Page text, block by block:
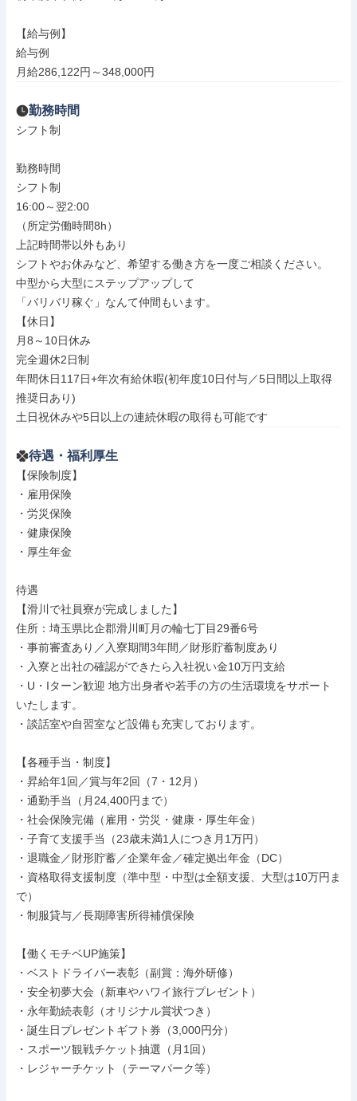
【給与例】
給与例
月給286,122円～348,000円
勤務時間
シフト制
勤務時間
シフト制
16:00～翌2:00
（所定労働時間8h）
上記時間帯以外もあり
シフトやお休みなど、希望する働き方を一度ご相談ください。
中型から大型にステップアップして
「バリバリ稼ぐ」なんて仲間もいます。
【休日】
月8～10日休み
完全週休2日制
年間休日117日+年次有給休暇(初年度10日付与／5日間以上取得
推奨日あり)
土日祝休みや5日以上の連続休暇の取得も可能です
待遇・福利厚生
【保険制度】
・雇用保険
・労災保険
・健康保険
・厚生年金
待遇
【滑川で社員寮が完成しました】
住所：埼玉県比企郡滑川町月の輪七丁目29番6号
・事前審査あり／入寮期間3年間／財形貯蓄制度あり
・入寮と出社の確認ができたら入社祝い金10万円支給
・U・Iターン歓迎 地方出身者や若手の方の生活環境をサポート
いたします。
・談話室や自習室など設備も充実しております。
【各種手当・制度】
・昇給年1回／賞与年2回（7・12月）
・通勤手当（月24,400円まで）
・社会保険完備（雇用・労災・健康・厚生年金）
・子育て支援手当（23歳未満1人につき月1万円）
・退職金／財形貯蓄／企業年金／確定拠出年金（DC）
・資格取得支援制度（準中型・中型は全額支援、大型は10万円ま
で）
・制服貸与／長期障害所得補償保険
【働くモチベUP施策】
・ベストドライバー表彰（副賞：海外研修）
・安全初夢大会（新車やハワイ旅行プレゼント）
・永年勤続表彰（オリジナル賞状つき）
・誕生日プレゼントギフト券（3,000円分）
・スポーツ観戦チケット抽選（月1回）
・レジャーチケット（テーマパーク等）